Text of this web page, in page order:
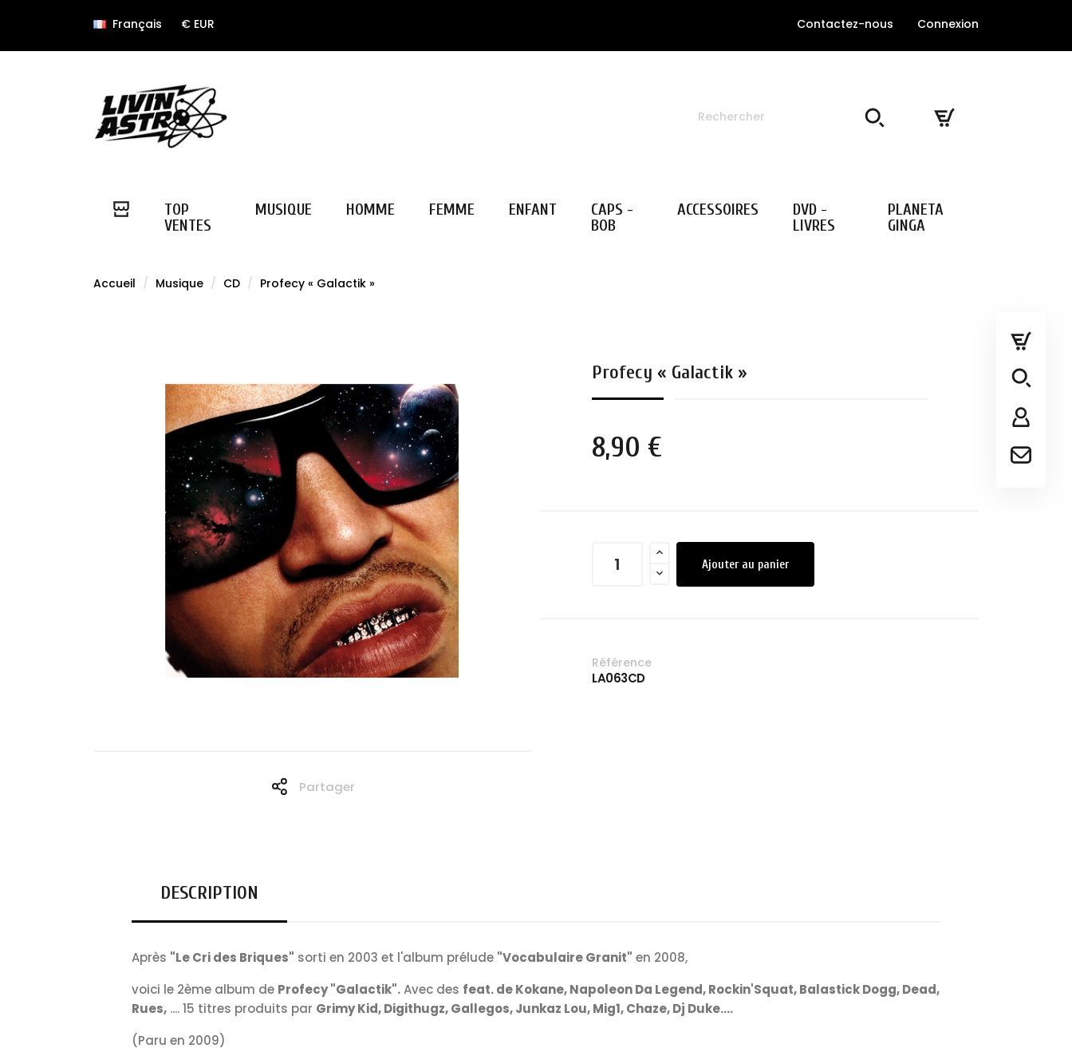
Français € EUR Contactez-nous Connexion
TOP
VENTES
MUSIQUE HOMME FEMME ENFANT
CAPS -
BOB
ACCESSOIRES
DVD -
LIVRES
PLANETA
GINGA
Accueil Musique CD Profecy « Galactik »
Partager
Profecy « Galactik »
8,90 €
Ajouter au panier
Référence
LA063CD
DESCRIPTION
Après "Le Cri des Briques" sorti en 2003 et l'album prélude "Vocabulaire Granit" en 2008,
voici le 2ème album de Profecy"Galactik".Avec des feat. de Kokane, Napoleon Da Legend, Rockin'Squat, Balastick Dogg, Dead,
Rues, .... 15 titres produits par Grimy Kid, Digithugz, Gallegos, Junkaz Lou, Mig1, Chaze, Dj Duke....
(Paru en 2009)